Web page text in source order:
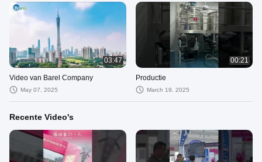
03:47
Video van Barel Company
May 07, 2025
00:21
Productie
March 19, 2025
Recente Video's